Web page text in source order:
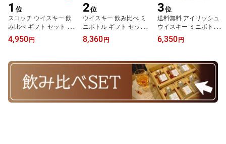
1 位
スコッチ ウイスキー 飲
み比べ ギフト セット ミ
ニボトル プレゼント の
し お試し 小分け 小瓶 お
ランタイン モンキーショ
4,950 円
2位
ウイスキー 飲み比べ ミ
ニボトル ギフト セット
【松】プレゼント お酒
お試し 小分け 小瓶 ハイ
｜イチローズモルト アー
ドベッグ カリラ ほか お
中元 豪華 6本 50ml
8,360 円
3位
送料無料 アイリッシュ
ウイスキー ミニボトル
飲み比べ セット ギフト
プレゼント ジェムソン
ィーリング ランベイ ブ
ッシュミルズ カネマラ
お試し 小瓶 小分け 50ml
× 6本 御挨拶 御祝い 誕生
日
6,350 円